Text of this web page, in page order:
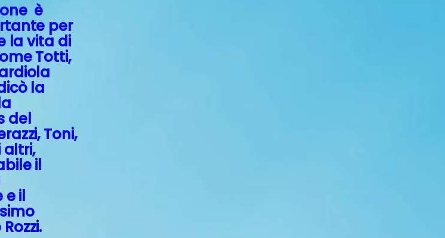
è
per
la vita di
Totti,
la
del
Toni,
altri,
il
e il